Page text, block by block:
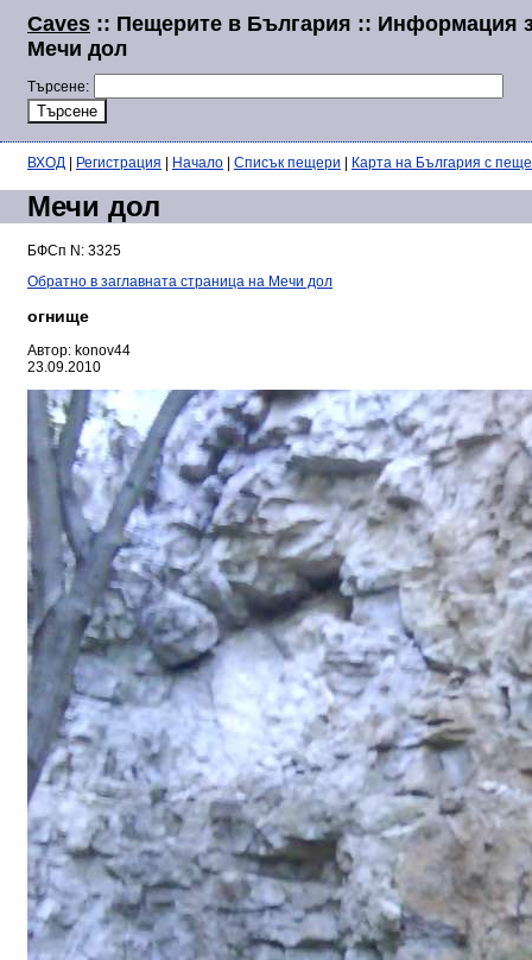
Caves :: Пещерите в България :: Информация
Мечи дол
Търсене:
ВХОД Регистрация Начало Списък пещери Карта на България с
Мечи дол
БФСп N: 3325
Обратно в заглавната страница на Мечи дол
огнище
Автор: konov44
23.09.2010